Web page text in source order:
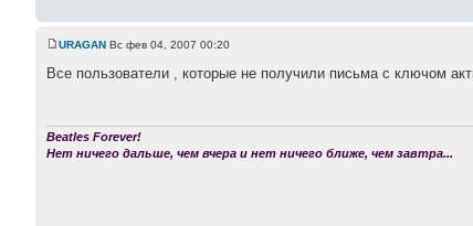
URAGAN Вс фев 04, 2007 00:20
Все пользователи , которые не получили письма с ключом
Beatles Forever!
Нет ничего дальше, чем вчера и нет ничего ближе, чем завтра...